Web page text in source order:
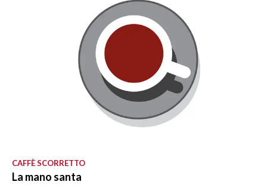
CAFFÈ SCORRETTO
La mano santa